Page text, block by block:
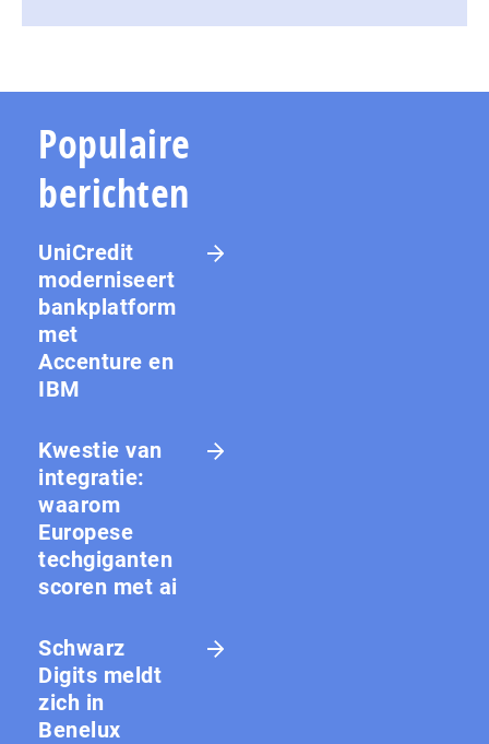
Populaire
berichten
UniCredit
moderniseert
bankplatform
met
Accenture en
IBM
Kwestie van
integratie:
waarom
Europese
techgiganten
scoren met ai
Schwarz
Digits meldt
zich in
Benelux